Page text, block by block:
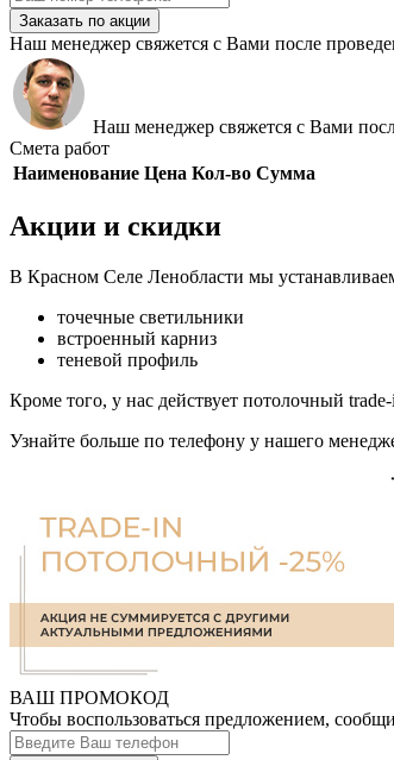
Заказать по акции
Наш менеджер свяжется с Вами после
Наш менеджер свяжется с Вами
Смета работ
Наименование Цена Кол-во Сумма
Акции и скидки
В Красном Селе Ленобласти мы
точечные светильники
встроенный карниз
теневой профиль
Кроме того, у нас действует потолочный
Узнайте больше по телефону у нашего
ВАШ ПРОМОКОД
Чтобы воспользоваться предложением,